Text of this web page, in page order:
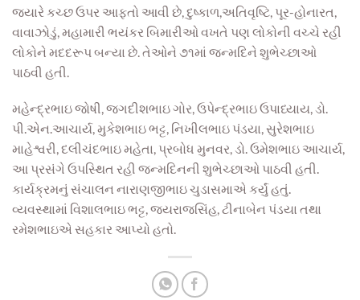
જયારે કચ્છ ઉપર આફતો આવી છે, દુષ્કાળ,અતિવૃષ્ટિ, પૂર-હોનારત,
વાવાઝોડું, મહામારી ભયંકર બિમારીઓ વખતે પણ લોકોની વચ્ચે રહી
લોકોને મદદરૂપ બન્યા છે. તેઓને ૭૧માં જન્મદિને શુભેચ્છાઓ
પાઠવી હતી.
મહેન્દ્રભાઇ જોષી, જગદીશભાઇ ગોર, ઉપેન્દ્રભાઇ ઉપાધ્યાય, ડો.
પી.એન.આચાર્ય, મુકેશભાઇ ભટ્ટ, નિખીલભાઇ પંડયા, સુરેશભાઇ
માહેશ્વરી, દલીચંદભાઇ મહેતા, પ્રબોધ મુનવર, ડો. ઉમેશભાઇ આચાર્ય,
આ પ્રસંગે ઉપસ્થિત રહી જન્મદિનની શુભેચ્છાઓ પાઠવી હતી.
કાર્યક્રમનું સંચાલન નારાણજીભાઇ ચુડાસમાએ કર્યું હતું.
વ્યવસ્થામાં વિશાલભાઇ ભટ્ટ, જયરાજસિંહ, ટીનાબેન પંડયા તથા
રમેશભાઇએ સહકાર આપ્યો હતો.